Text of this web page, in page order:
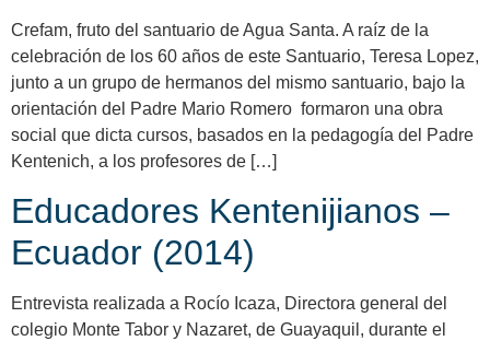
Crefam, fruto del santuario de Agua Santa. A raíz de la
celebración de los 60 años de este Santuario, Teresa Lopez,
junto a un grupo de hermanos del mismo santuario, bajo la
orientación del Padre Mario Romero formaron una obra
social que dicta cursos, basados en la pedagogía del Padre
Kentenich, a los profesores de […]
Educadores Kentenijianos –
Ecuador (2014)
Entrevista realizada a Rocío Icaza, Directora general del
colegio Monte Tabor y Nazaret, de Guayaquil, durante el